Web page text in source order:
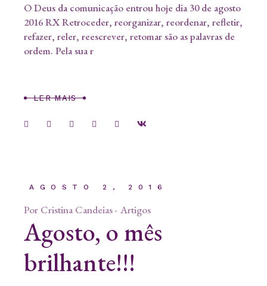
O Deus da comunicação entrou hoje dia 30 de agosto
2016 RX Retroceder, reorganizar, reordenar, refletir,
refazer, reler, reescrever, retomar são as palavras de
ordem. Pela sua r
LER MAIS
AGOSTO 2, 2016
Por Cristina Candeias Artigos
Agosto, o mês
brilhante!!!